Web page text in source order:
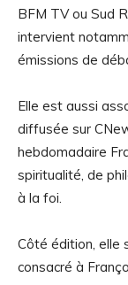
BFM TV ou Sud
intervient
émissions de
Elle est aussi
diffusée sur
hebdomadaire
spiritualité, de
à la foi.
Côté édition, elle
consacré à